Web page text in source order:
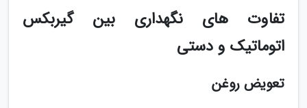
تفاوت های نگهداری بین گیربکس
اتوماتیک و دستی
تعویض روغن